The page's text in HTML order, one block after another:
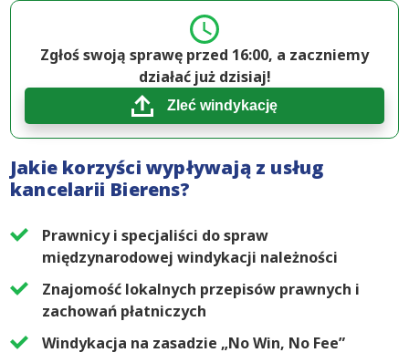
Zgłoś swoją sprawę przed 16:00, a zaczniemy
działać już dzisiaj!
Zleć windykację
Jakie korzyści wypływają z usług
kancelarii Bierens?
Prawnicy i specjaliści do spraw
międzynarodowej windykacji należności
Znajomość lokalnych przepisów prawnych i
zachowań płatniczych
Windykacja na zasadzie „No Win, No Fee”